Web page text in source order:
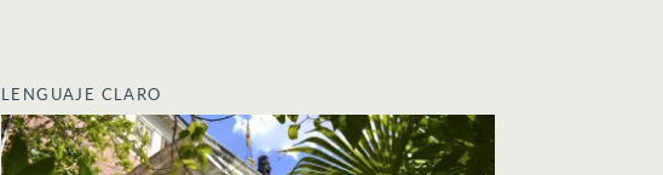
LENGUAJE CLARO